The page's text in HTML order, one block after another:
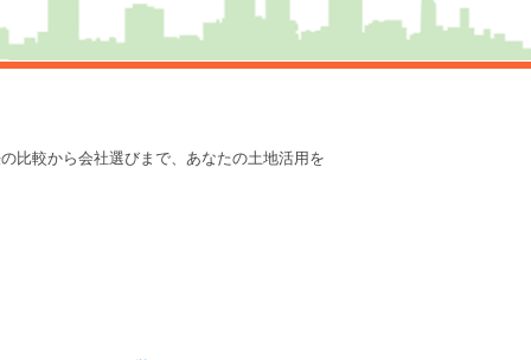
比較から会社選びまで、あなたの土地活用を